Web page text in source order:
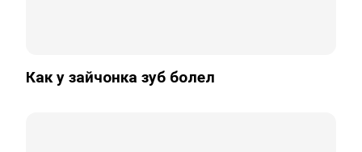
Как у зайчонка зуб болел